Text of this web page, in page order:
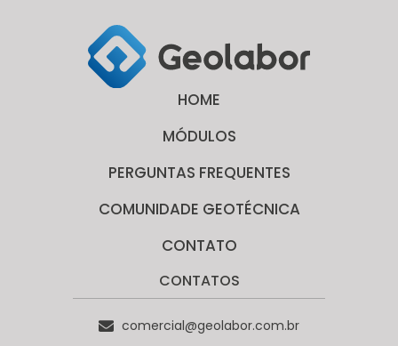
HOME
MÓDULOS
PERGUNTAS FREQUENTES
COMUNIDADE GEOTÉCNICA
CONTATO
CONTATOS
comercial@geolabor.com.br